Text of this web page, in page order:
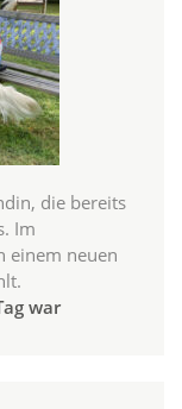
die bereits
Im
einem neuen
war